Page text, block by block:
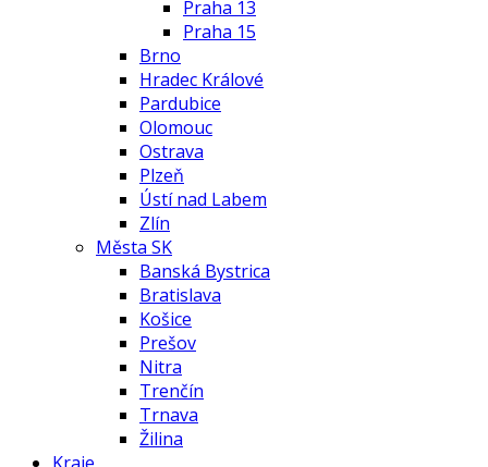
Praha 13
Praha 15
Brno
Hradec Králové
Pardubice
Olomouc
Ostrava
Plzeň
Ústí nad Labem
Zlín
Města SK
Banská Bystrica
Bratislava
Košice
Prešov
Nitra
Trenčín
Trnava
Žilina